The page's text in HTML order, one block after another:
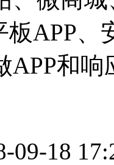
板APP
APP和
09-18